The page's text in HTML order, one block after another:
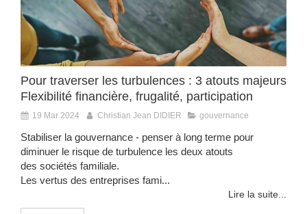
Pour traverser les turbulences : 3 atouts majeurs
Flexibilité financière, frugalité, participation
19 Mar 2024 Christian Jean DIDIER gouvernance
Stabiliser la gouvernance - penser à long terme pour
diminuer le risque de turbulence les deux atouts
des sociétés familiale.
Les vertus des entreprises fami...
Lire la suite...